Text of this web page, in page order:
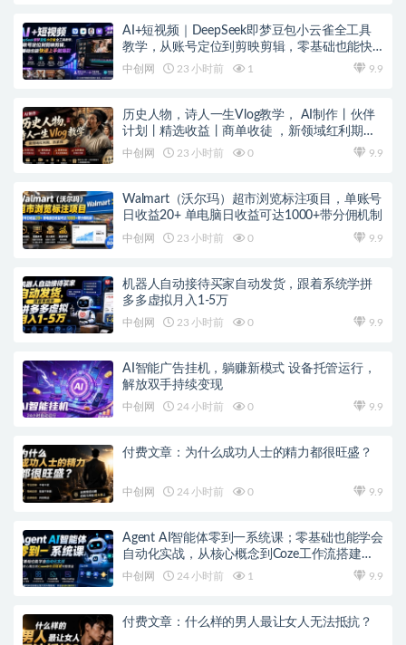
AI+短视频｜DeepSeek即梦豆包小云雀全工具
教学，从账号定位到剪映剪辑，零基础也能快
速上手做爆款
中创网 23 小时前 1 9.9
历史人物，诗人一生Vlog教学， AI制作丨伙伴
计划丨精选收益丨商单收徒 ，新领域红利期，
抓紧做
中创网 23 小时前 0 9.9
Walmart（沃尔玛）超市浏览标注项目，单账号
日收益20+ 单电脑日收益可达1000+带分佣机制
中创网 23 小时前 0 9.9
机器人自动接待买家自动发货，跟着系统学拼
多多虚拟月入1-5万
中创网 23 小时前 0 9.9
AI智能广告挂机，躺赚新模式 设备托管运行，
解放双手持续变现
中创网 24 小时前 0 9.9
付费文章：为什么成功人士的精力都很旺盛？
中创网 24 小时前 0 9.9
Agent AI智能体零到一系统课；零基础也能学会
自动化实战，从核心概念到Coze工作流搭建完
整覆盖
中创网 24 小时前 1 9.9
付费文章：什么样的男人最让女人无法抵抗？